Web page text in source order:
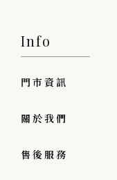
Info
門市資訊
關於我們
售後服務